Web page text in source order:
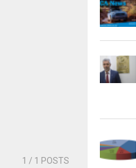
1 / 1 POSTS